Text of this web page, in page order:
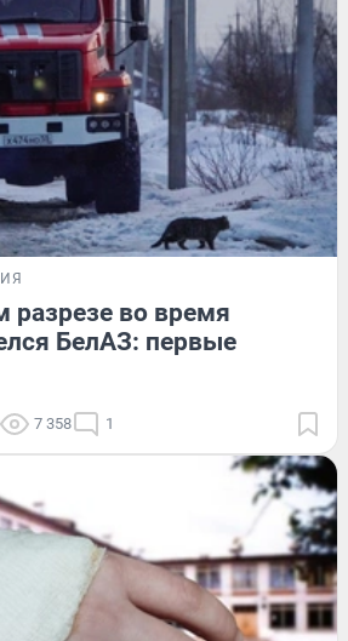
разрезе во время
БелАЗ: первые
7 358 1